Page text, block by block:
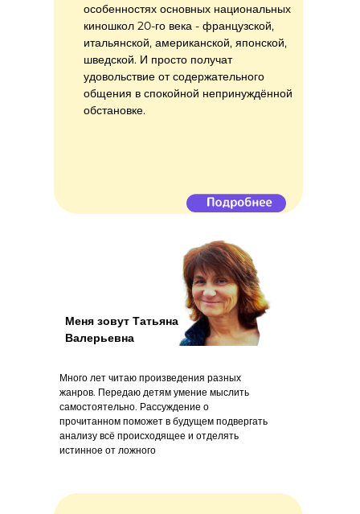
особенностях основных национальных
киношкол 20-го века - французской,
итальянской, американской, японской,
шведской. И просто получат
удовольствие от содержательного
общения в спокойной непринуждённой
обстановке.
Меня зовут Татьяна
Валерьевна
Много лет читаю произведения разных
жанров. Передаю детям умение мыслить
самостоятельно. Рассуждение о
прочитанном поможет в будущем подвергать
анализу всё происходящее и отделять
истинное от ложного